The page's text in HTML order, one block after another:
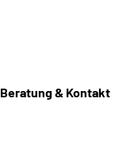
Beratung & Kontakt